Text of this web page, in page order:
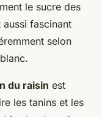
le sucre des
fascinant
selon
du raisin est
les tanins et les